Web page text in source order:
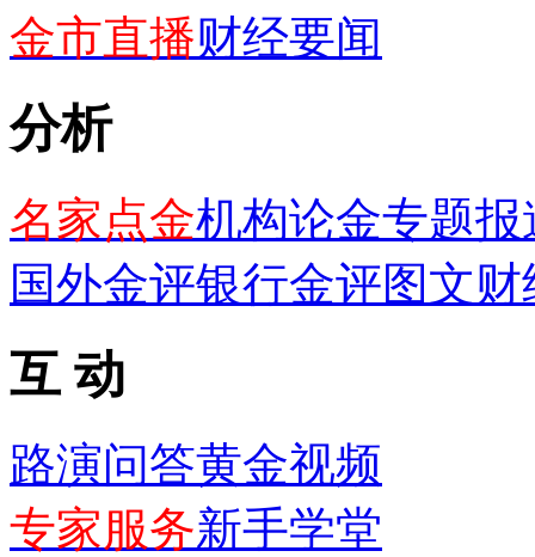
金市直播财经要闻
分析
名家点金机构论金专题报
国外金评银行金评图文财
互 动
路演问答黄金视频
专家服务新手学堂